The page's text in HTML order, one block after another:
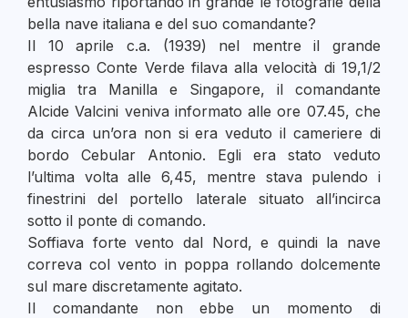
bella nave italiana e del suo comandante?
Il 10 aprile c.a. (1939) nel mentre il grande
espresso Conte Verde filava alla velocità di 19,1/2
miglia tra Manilla e Singapore, il comandante
Alcide Valcini veniva informato alle ore 07.45, che
da circa un’ora non si era veduto il cameriere di
bordo Cebular Antonio. Egli era stato veduto
l’ultima volta alle 6,45, mentre stava pulendo i
finestrini del portello laterale situato all’incirca
sotto il ponte di comando.
Soffiava forte vento dal Nord, e quindi la nave
correva col vento in poppa rollando dolcemente
sul mare discretamente agitato.
Il comandante non ebbe un momento di